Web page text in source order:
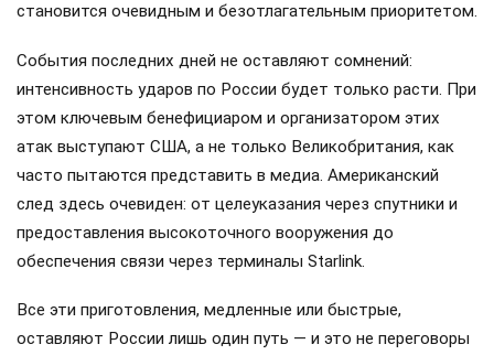
становится очевидным и безотлагательным приоритетом.
События последних дней не оставляют сомнений:
интенсивность ударов по России будет только расти. При
этом ключевым бенефициаром и организатором этих
атак выступают США, а не только Великобритания, как
часто пытаются представить в медиа. Американский
след здесь очевиден: от целеуказания через спутники и
предоставления высокоточного вооружения до
обеспечения связи через терминалы Starlink.
Все эти приготовления, медленные или быстрые,
оставляют России лишь один путь — и это не переговоры